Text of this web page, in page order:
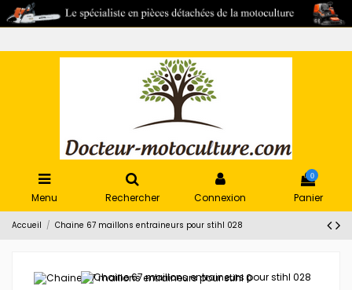
Menu Rechercher Connexion
0
Panier
Accueil Chaine 67 maillons entraineurs pour stihl 028